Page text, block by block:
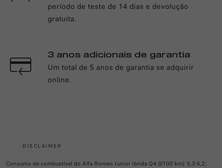
período de teste de 14 dias e devolução
gratuita.
3 anos adicionais de garantia
Um total de 5 anos de garantia se adquirir
online.
DISCLAIMER
Consumo de combustível do Alfa Romeo Junior Ibrida Q4 (l/100 km): 5,3-5,2;